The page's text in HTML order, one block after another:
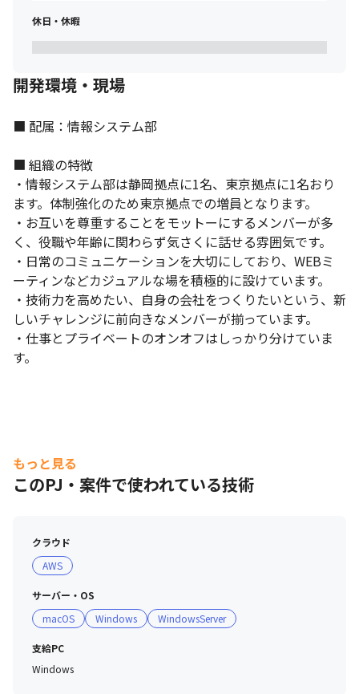
休日・休暇
開発環境・現場
■ 配属：情報システム部
■ 組織の特徴
・情報システム部は静岡拠点に1名、東京拠点に1名おり
ます。体制強化のため東京拠点での増員となります。
・お互いを尊重することをモットーにするメンバーが多
く、役職や年齢に関わらず気さくに話せる雰囲気です。
・日常のコミュニケーションを大切にしており、WEBミ
ーティンなどカジュアルな場を積極的に設けています。
・技術力を高めたい、自身の会社をつくりたいという、新
しいチャレンジに前向きなメンバーが揃っています。
・仕事とプライベートのオンオフはしっかり分けていま
す。
もっと見る
このPJ・案件で使われている技術
クラウド
AWS
サーバー・OS
macOS
Windows WindowsServer
支給PC
Windows